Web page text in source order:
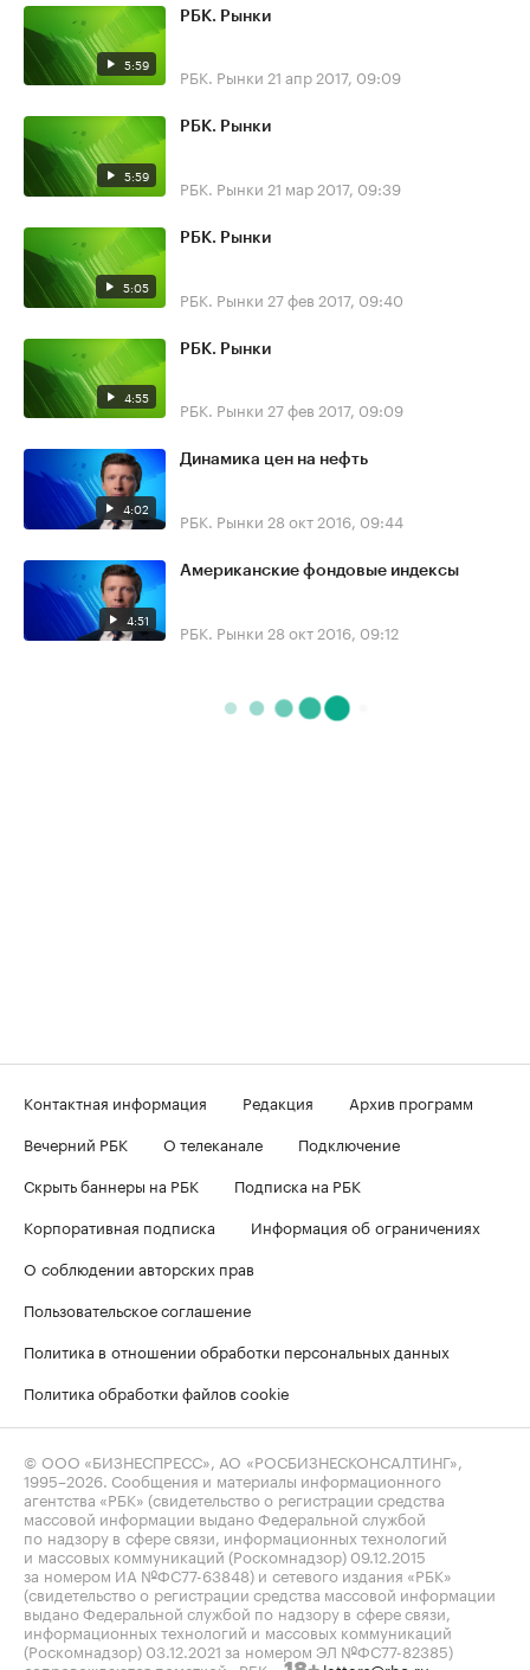
5:59
РБК. Рынки
РБК. Рынки 21 апр 2017, 09:09
5:59
РБК. Рынки
РБК. Рынки 21 мар 2017, 09:39
5:05
РБК. Рынки
РБК. Рынки 27 фев 2017, 09:40
4:55
РБК. Рынки
РБК. Рынки 27 фев 2017, 09:09
4:02
Динамика цен на нефть
РБК. Рынки 28 окт 2016, 09:44
4:51
Американские фондовые индексы
РБК. Рынки 28 окт 2016, 09:12
Контактная информация Редакция
Архив программ
Вечерний РБК
О телеканале
Подключение
Скрыть баннеры на РБК
Подписка на РБК
Корпоративная подписка
Информация об ограничениях
О соблюдении авторских прав
Пользовательское соглашение
Политика в отношении обработки персональных данных
Политика обработки файлов cookie
© ООО «БИЗНЕСПРЕСС», АО «РОСБИЗНЕСКОНСАЛТИНГ»,
1995–2026 . Сообщения и материалы информационного
агентства «РБК» (свидетельство о регистрации средства
массовой информации выдано Федеральной службой
по надзору в сфере связи, информационных технологий
и массовых коммуникаций (Роскомнадзор) 09.12.2015
за номером ИА №ФС77-63848) и сетевого издания «РБК»
(свидетельство о регистрации средства массовой информации
выдано Федеральной службой по надзору в сфере связи,
информационных технологий и массовых коммуникаций
(Роскомнадзор) 03.12.2021 за номером ЭЛ №ФС77-82385)